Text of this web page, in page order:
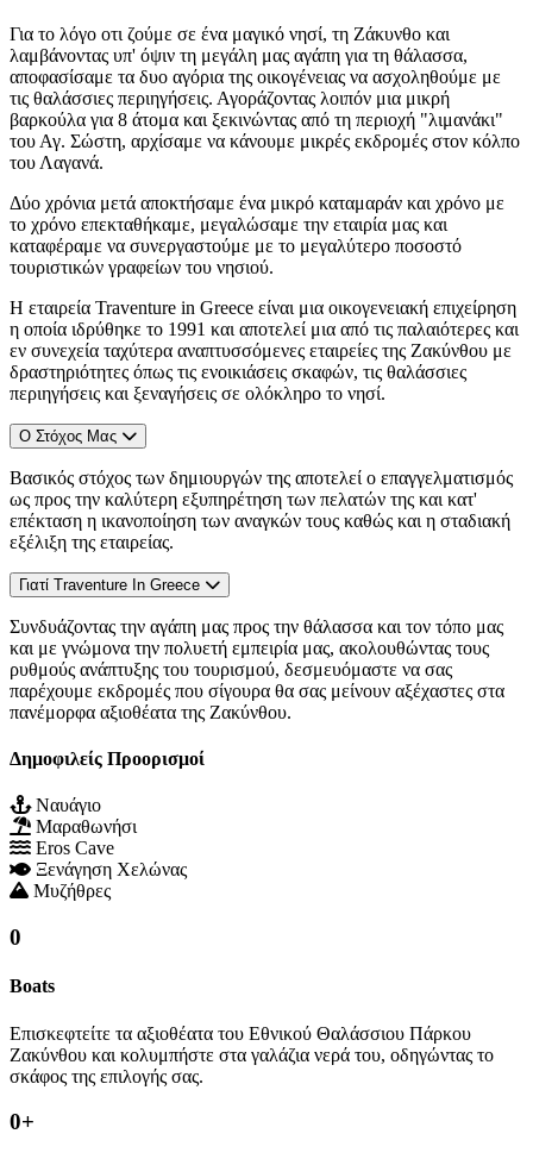
Για το λόγο οτι ζούμε σε ένα μαγικό νησί, τη Ζάκυνθο και
λαμβάνοντας υπ' όψιν τη μεγάλη μας αγάπη για τη θάλασσα,
αποφασίσαμε τα δυο αγόρια της οικογένειας να ασχοληθούμε με
τις θαλάσσιες περιηγήσεις. Αγοράζοντας λοιπόν μια μικρή
βαρκούλα για 8 άτομα και ξεκινώντας από τη περιοχή "λιμανάκι"
του Αγ. Σώστη, αρχίσαμε να κάνουμε μικρές εκδρομές στον κόλπο
του Λαγανά.
Δύο χρόνια μετά αποκτήσαμε ένα μικρό καταμαράν και χρόνο με
το χρόνο επεκταθήκαμε, μεγαλώσαμε την εταιρία μας και
καταφέραμε να συνεργαστούμε με το μεγαλύτερο ποσοστό
τουριστικών γραφείων του νησιού.
Η εταιρεία Traventure in Greece είναι μια οικογενειακή επιχείρηση
η οποία ιδρύθηκε το 1991 και αποτελεί μια από τις παλαιότερες και
εν συνεχεία ταχύτερα αναπτυσσόμενες εταιρείες της Ζακύνθου με
δραστηριότητες όπως τις ενοικιάσεις σκαφών, τις θαλάσσιες
περιηγήσεις και ξεναγήσεις σε ολόκληρο το νησί.
Ο Στόχος Μας
Βασικός στόχος των δημιουργών της αποτελεί ο επαγγελματισμός
ως προς την καλύτερη εξυπηρέτηση των πελατών της και κατ'
επέκταση η ικανοποίηση των αναγκών τους καθώς και η σταδιακή
εξέλιξη της εταιρείας.
Γιατί Traventure In Greece
Συνδυάζοντας την αγάπη μας προς την θάλασσα και τον τόπο μας
και με γνώμονα την πολυετή εμπειρία μας, ακολουθώντας τους
ρυθμούς ανάπτυξης του τουρισμού, δεσμευόμαστε να σας
παρέχουμε εκδρομές που σίγουρα θα σας μείνουν αξέχαστες στα
πανέμορφα αξιοθέατα της Ζακύνθου.
Δημοφιλείς Προορισμοί
Ναυάγιο
Μαραθωνήσι
Eros Cave
Ξενάγηση Χελώνας
Μυζήθρες
0
Boats
Επισκεφτείτε τα αξιοθέατα του Εθνικού Θαλάσσιου Πάρκου
Ζακύνθου και κολυμπήστε στα γαλάζια νερά του, οδηγώντας το
σκάφος της επιλογής σας.
0+